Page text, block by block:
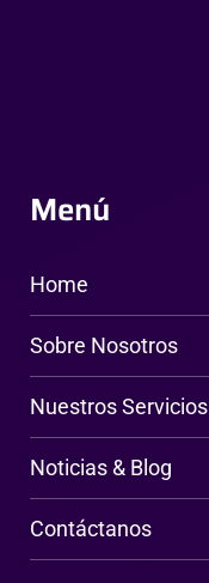
Menú
Home
Sobre Nosotros
Nuestros Servicios
Noticias & Blog
Contáctanos